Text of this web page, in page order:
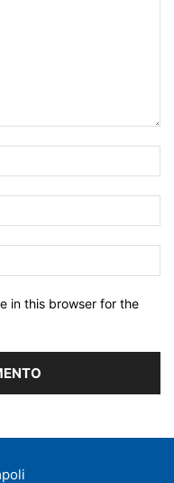
in this browser for the